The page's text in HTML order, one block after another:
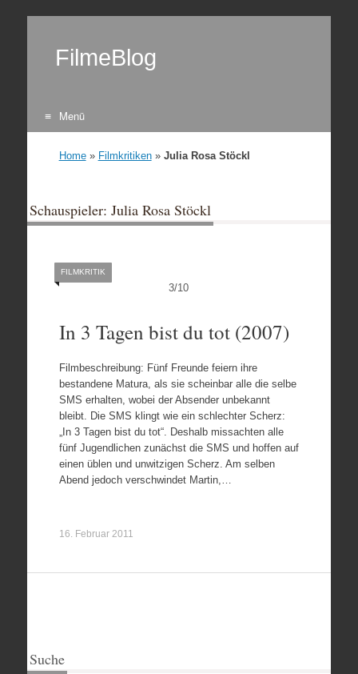
FilmeBlog
Menü
Home» Filmkritiken» Julia Rosa Stöckl
Schauspieler: Julia Rosa Stöckl
3/10
FILMKRITIK
In 3 Tagen bist du tot (2007)
Filmbeschreibung: Fünf Freunde feiern ihre
bestandene Matura, als sie scheinbar alle die selbe
SMS erhalten, wobei der Absender unbekannt
bleibt. Die SMS klingt wie ein schlechter Scherz:
„In 3 Tagen bist du tot“. Deshalb missachten alle
fünf Jugendlichen zunächst die SMS und hoffen auf
einen üblen und unwitzigen Scherz. Am selben
Abend jedoch verschwindet Martin,…
16. Februar 2011
Suche